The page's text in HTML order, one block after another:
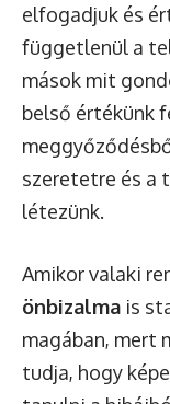
elfogadjuk és
függetlenül a
mások mit
belső értékünk
szeretetre és a
létezünk.
Amikor valaki
önbizalma is
magában, mert
tudja, hogy